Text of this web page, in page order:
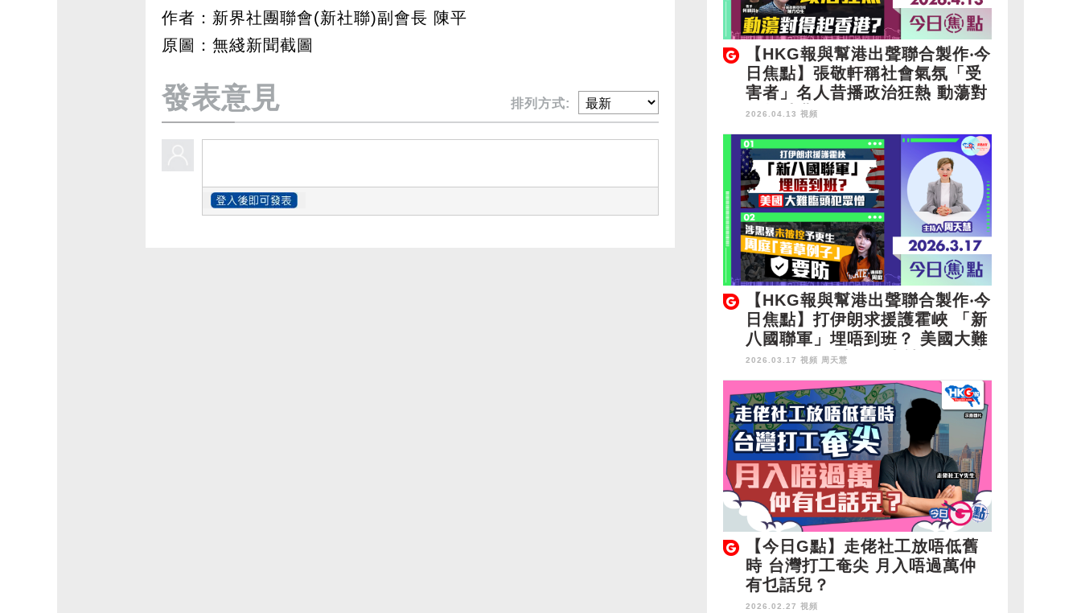
作者：新界社團聯會(新社聯)副會長 陳平
原圖：無綫新聞截圖
發表意見 排列方式:
【HKG報與幫港出聲聯合製作‧今
日焦點】張敬軒稱社會氣氛「受
害者」名人昔播政治狂熱 動蕩對
得起香港？
2026.04.13 視頻
【HKG報與幫港出聲聯合製作‧今
日焦點】打伊朗求援護霍峽 「新
八國聯軍」埋唔到班？ 美國大難
臨頭犯眾憎 涉黑暴未被控予更生
周庭「著草例子」要防
2026.03.17 視頻 周天慧
【今日G點】走佬社工放唔低舊
時 台灣打工奄尖 月入唔過萬仲
有乜話兒？
2026.02.27 視頻